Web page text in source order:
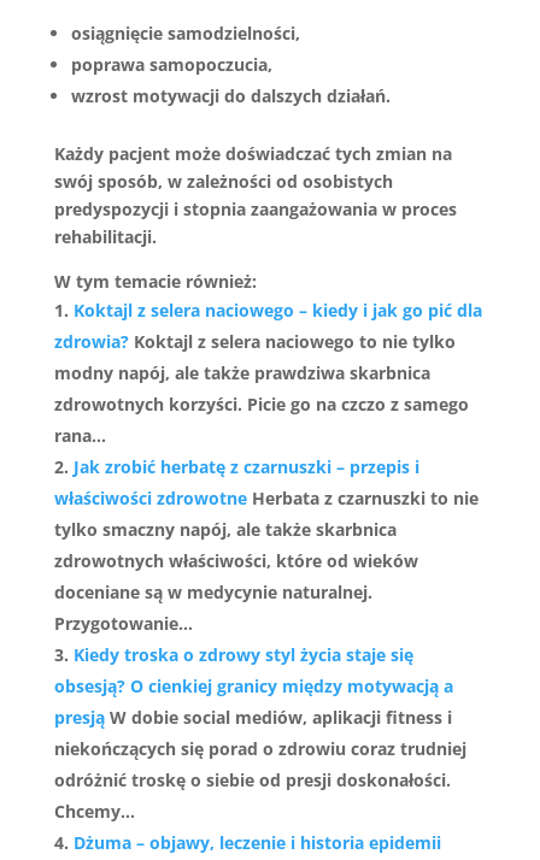
osiągnięcie samodzielności,
poprawa samopoczucia,
wzrost motywacji do dalszych działań.
Każdy pacjent może doświadczać tych zmian na
swój sposób, w zależności od osobistych
predyspozycji i stopnia zaangażowania w proces
rehabilitacji.
W tym temacie również:
Koktajl z selera naciowego – kiedy i jak go pić dla
zdrowia? Koktajl z selera naciowego to nie tylko
modny napój, ale także prawdziwa skarbnica
zdrowotnych korzyści. Picie go na czczo z samego
rana...
Jak zrobić herbatę z czarnuszki – przepis i
właściwości zdrowotne Herbata z czarnuszki to nie
tylko smaczny napój, ale także skarbnica
zdrowotnych właściwości, które od wieków
doceniane są w medycynie naturalnej.
Przygotowanie...
Kiedy troska o zdrowy styl życia staje się
obsesją? O cienkiej granicy między motywacją a
presją W dobie social mediów, aplikacji fitness i
niekończących się porad o zdrowiu coraz trudniej
odróżnić troskę o siebie od presji doskonałości.
Chcemy...
Dżuma – objawy, leczenie i historia epidemii